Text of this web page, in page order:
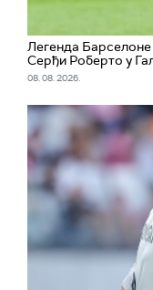
Легенда Барселоне
Серђи Роберто у
08. 08. 2026.